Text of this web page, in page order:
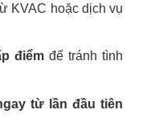
KVAC hoặc dịch vụ
điểm để tránh tình
từ lần đầu tiên